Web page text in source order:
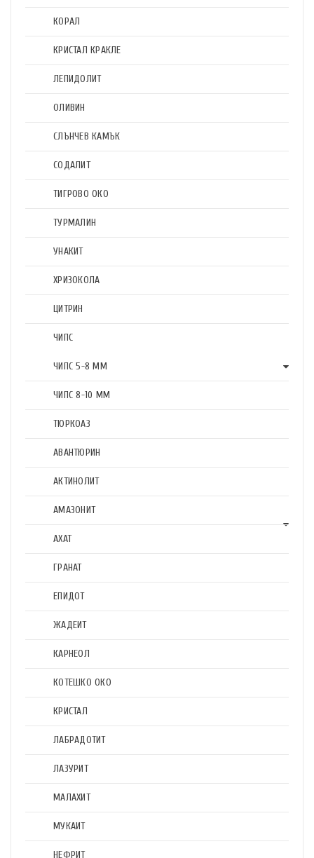
КОРАЛ
КРИСТАЛ КРАКЛЕ
ЛЕПИДОЛИТ
ОЛИВИН
СЛЪНЧЕВ КАМЪК
СОДАЛИТ
ТИГРОВО ОКО
ТУРМАЛИН
УНАКИТ
ХРИЗОКОЛА
ЦИТРИН
ЧИПС
ЧИПС 5-8 ММ
ЧИПС 8-10 ММ
ТЮРКОАЗ
АВАНТЮРИН
АКТИНОЛИТ
АМАЗОНИТ
АХАТ
ГРАНАТ
ЕПИДОТ
ЖАДЕИТ
КАРНЕОЛ
КОТЕШКО ОКО
КРИСТАЛ
ЛАБРАДОТИТ
ЛАЗУРИТ
МАЛАХИТ
МУКАИТ
НЕФРИТ